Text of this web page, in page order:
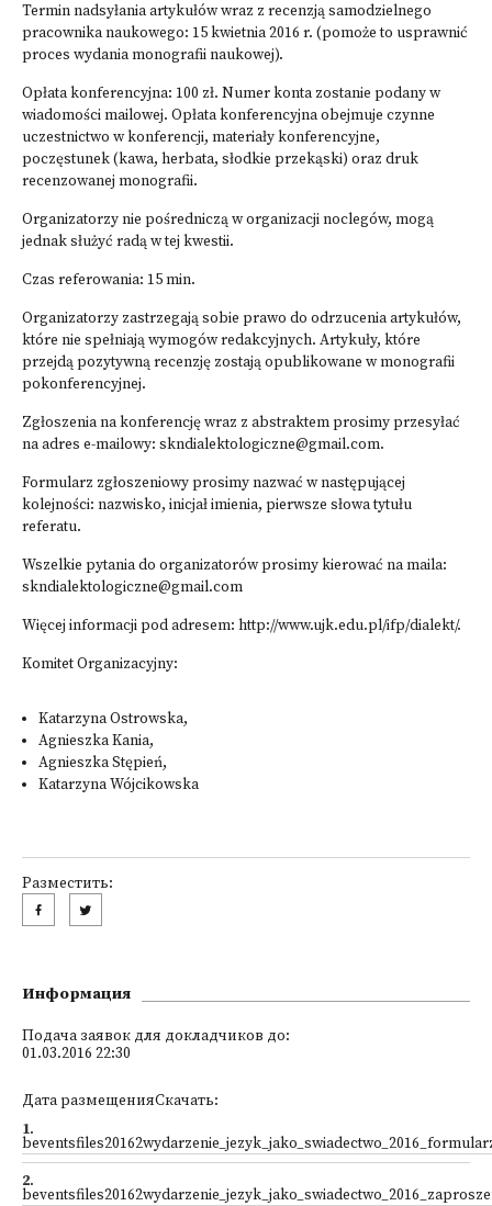
Termin nadsyłania artykułów wraz z recenzją samodzielnego
pracownika naukowego: 15 kwietnia 2016 r. (pomoże to usprawnić
proces wydania monografii naukowej).
Opłata konferencyjna: 100 zł. Numer konta zostanie podany w
wiadomości mailowej. Opłata konferencyjna obejmuje czynne
uczestnictwo w konferencji, materiały konferencyjne,
poczęstunek (kawa, herbata, słodkie przekąski) oraz druk
recenzowanej monografii.
Organizatorzy nie pośredniczą w organizacji noclegów, mogą
jednak służyć radą w tej kwestii.
Czas referowania: 15 min.
Organizatorzy zastrzegają sobie prawo do odrzucenia artykułów,
które nie spełniają wymogów redakcyjnych. Artykuły, które
przejdą pozytywną recenzję zostają opublikowane w monografii
pokonferencyjnej.
Zgłoszenia na konferencję wraz z abstraktem prosimy przesyłać
na adres e-mailowy: skndialektologiczne@gmail.com.
Formularz zgłoszeniowy prosimy nazwać w następującej
kolejności: nazwisko, inicjał imienia, pierwsze słowa tytułu
referatu.
Wszelkie pytania do organizatorów prosimy kierować na maila:
skndialektologiczne@gmail.com
Więcej informacji pod adresem: http://www.ujk.edu.pl/ifp/dialekt/.
Komitet Organizacyjny:
Katarzyna Ostrowska,
Agnieszka Kania,
Agnieszka Stępień,
Katarzyna Wójcikowska
Разместить:
Информация
Подача заявок для докладчиков до:
01.03.2016 22:30
Дата размещенияСкачать:
1.
2.